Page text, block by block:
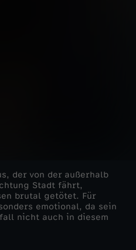
der von der außerhalb
Stadt fährt,
brutal getötet. Für
emotional, da sein
nicht auch in diesem